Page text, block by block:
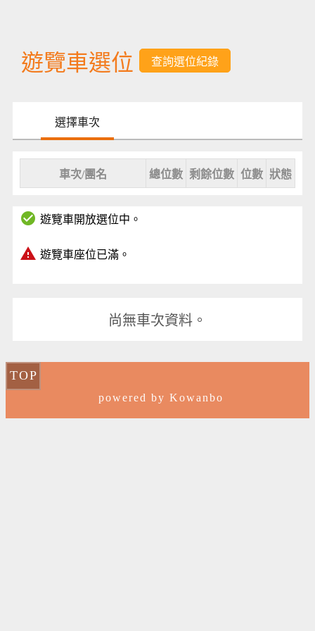
遊覽車選位
選擇車次
車次/團名 總位數 剩餘位數 位數 狀態
check_circle 遊覽車開放選位中。
warning 遊覽車座位已滿。
尚無車次資料。
TOP
powered by Kowanbo